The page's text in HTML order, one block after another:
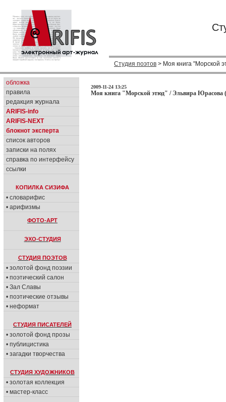
Студия поэтов > Моя книга "Морской
обложка
правила
редакция журнала
ARIFIS-info
ARIFIS-NEXT
блокнот эксперта
список авторов
записки на полях
справка по интерфейсу
ссылки
КОПИЛКА СИЗИФА
• словарифис
• арифизмы
ФОТО-АРТ
ЭХО-СТУДИЯ
СТУДИЯ ПОЭТОВ
• золотой фонд поэзии
• поэтический салон
• Зал Славы
• поэтические отзывы
• неформат
СТУДИЯ ПИСАТЕЛЕЙ
• золотой фонд прозы
• публицистика
• загадки творчества
СТУДИЯ ХУДОЖНИКОВ
• золотая коллекция
• мастер-класс
2009-11-24 13:25
Моя книга "Морской этюд" / Эльвира Юрасова (